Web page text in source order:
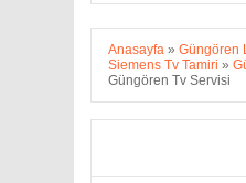
Anasayfa » Güngören
Siemens Tv Tamiri »
Güngören Tv Servisi